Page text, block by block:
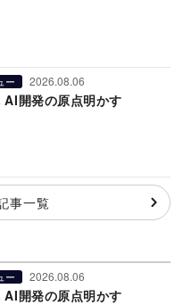
ー 2026.08.06
AI開発の原点明かす
事一覧
ー 2026.08.06
AI開発の原点明かす